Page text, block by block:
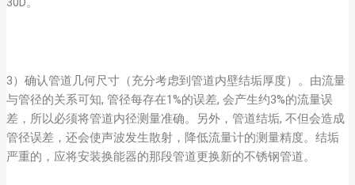
3）确认管道几何尺寸（充分考虑到管道内壁结垢厚度）。由流量
与管径的关系可知, 管径每存在1%的误差, 会产生约3%的流量误
差，所以必须将管道内径测量准确。另外，管道结垢, 不但会造成
管径误差，还会使声波发生散射，降低流量计的测量精度。结垢
严重的，应将安装换能器的那段管道更换新的不锈钢管道。